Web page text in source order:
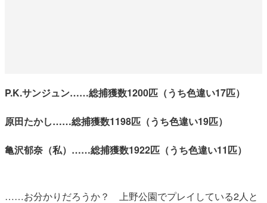
P.K.サンジュン……総捕獲数1200匹（うち色違い17匹）
原田たかし……総捕獲数1198匹（うち色違い19匹）
亀沢郁奈（私）……総捕獲数1922匹（うち色違い11匹）
……お分かりだろうか？ 上野公園でプレイしている2人と